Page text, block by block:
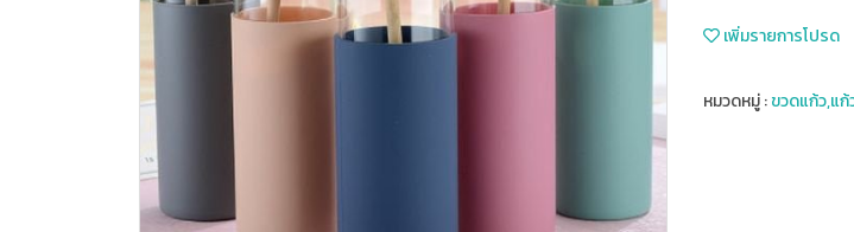
เพิ่มรายการโปรด
หมวดหมู่ :ขวดแก้ว,แ